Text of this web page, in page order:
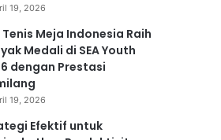
19, 2026
Tenis Meja Indonesia Raih
Medali di SEA Youth
dengan Prestasi
19, 2026
Efektif untuk